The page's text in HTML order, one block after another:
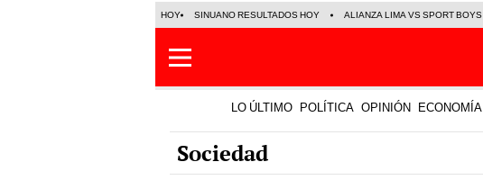
HOY SINUANO RESULTADOS HOY ALIANZA LIMA VS SPORT BOYS
LO ÚLTIMO POLÍTICA OPINIÓN ECONOMÍA
Sociedad